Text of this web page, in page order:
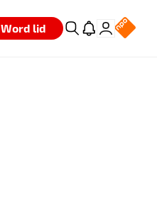
Word lid